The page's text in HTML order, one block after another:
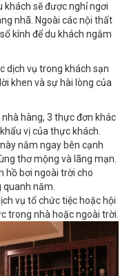
khách sẽ được nghỉ ngơi
nhã. Ngoài các nội thất
kính để du khách ngắm
dịch vụ trong khách sạn
khen và sự hài lòng của
hàng, 3 thực đơn khác
vị của thực khách.
nằm ngay bên cạnh
thơ mộng và lãng mạn.
hồ bơi ngoài trời cho
quanh năm.
vụ tổ chức tiệc hoặc hội
trong nhà hoặc ngoài trời.